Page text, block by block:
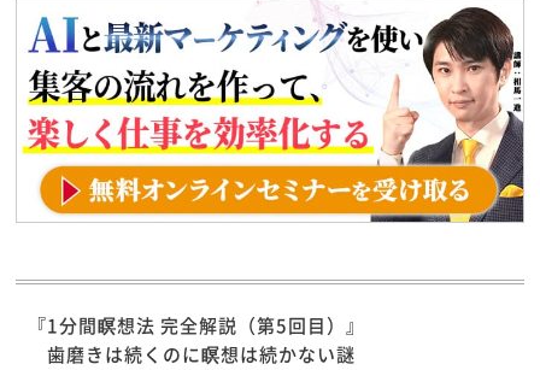
『1分間瞑想法 完全解説（第5回目）』
歯磨きは続くのに瞑想は続かない謎